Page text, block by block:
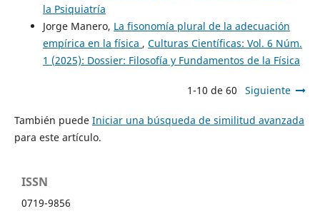
la Psiquiatría
Jorge Manero, La fisonomía plural de la adecuación
empírica en la física , Culturas Científicas: Vol. 6 Núm.
1 (2025): Dossier: Filosofía y Fundamentos de la Física
1-10 de 60 Siguiente
También puede Iniciar una búsqueda de similitud avanzada
para este artículo.
ISSN
0719-9856